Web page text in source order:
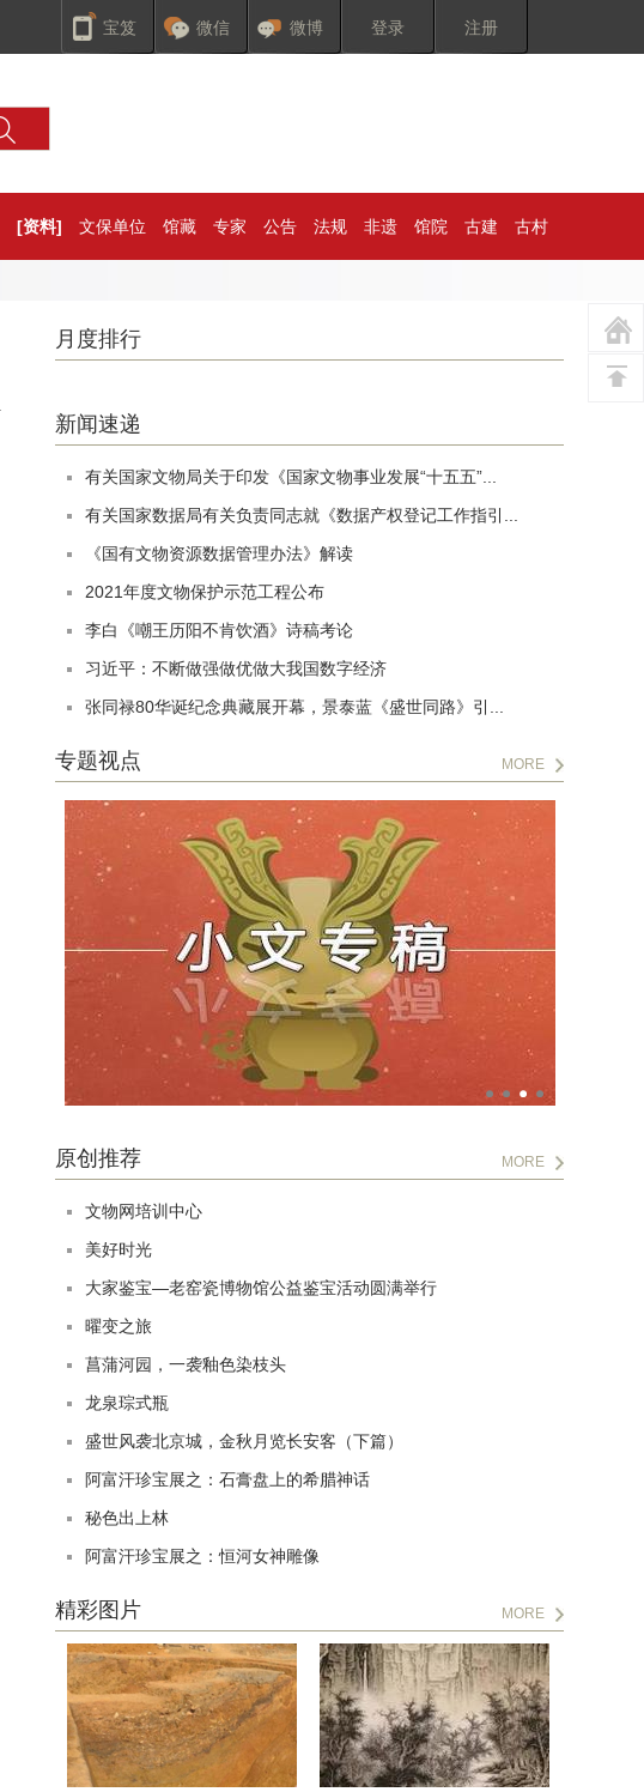
宝笈 微信 微博 登录 注册
[资料] 文保单位 馆藏 专家 公告 法规 非遗 馆院 古建 古村
月度排行
新闻速递
有关国家文物局关于印发《国家文物事业发展“十五五”...
有关国家数据局有关负责同志就《数据产权登记工作指引...
《国有文物资源数据管理办法》解读
2021年度文物保护示范工程公布
李白《嘲王历阳不肯饮酒》诗稿考论
习近平：不断做强做优做大我国数字经济
张同禄80华诞纪念典藏展开幕，景泰蓝《盛世同路》引...
专题视点 MORE
原创推荐 MORE
文物网培训中心
美好时光
大家鉴宝—老窑瓷博物馆公益鉴宝活动圆满举行
曜变之旅
菖蒲河园，一袭釉色染枝头
龙泉琮式瓶
盛世风袭北京城，金秋月览长安客（下篇）
阿富汗珍宝展之：石膏盘上的希腊神话
秘色出上林
阿富汗珍宝展之：恒河女神雕像
精彩图片 MORE